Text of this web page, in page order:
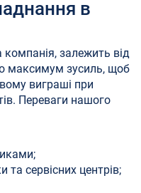
в
компанія, залежить від
максимум зусиль, щоб
виграші при
Переваги нашого
та сервісних центрів;